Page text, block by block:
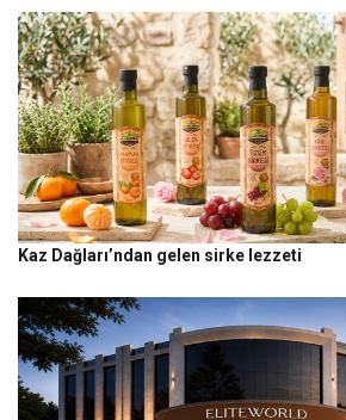
Kaz Dağları’ndan gelen sirke lezzeti